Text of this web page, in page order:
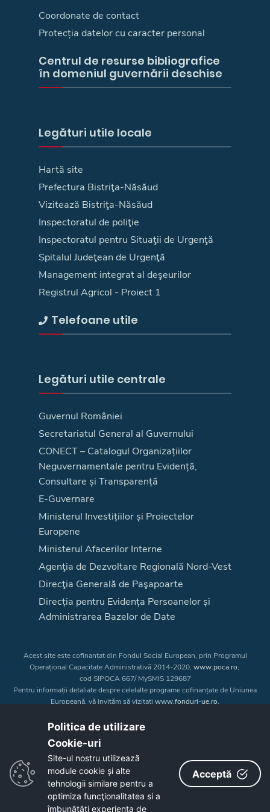
Coordonate de contact
Protecția datelor cu caracter personal
Centrul de resurse bibliografice
în domeniul guvernării deschise
Legături utile locale
Hartă site
Prefectura Bistriţa-Năsăud
Vizitează Bistriţa-Năsăud
Inspectoratul de poliţie
Inspectoratul pentru Situaţii de Urgenţă
Spitalul Judeţean de Urgenţă
Management integrat al deşeurilor
Registrul Agricol - Proiect 1
Telefoane utile
Legături utile centrale
Guvernul României
Secretariatul General al Guvernului
CONECT – Catalogul Organizațiilor
Neguvernamentale pentru Evidență,
Consultare și Transparență
E-Guvernare
Ministerul Investițiilor și Proiectelor
Europene
Ministerul Afacerilor Interne
Agenţia de Dezvoltare Regională Nord-Vest
Direcţia Generală de Paşapoarte
Direcția pentru Evidența Persoanelor și
Administrarea Bazelor de Date
Acest site este cofinanțat din Fondul Social European, prin Programul
Operațional Capacitate Administrativă 2014-2020, www.poca.ro,
cod SIPOCA 667/ MySMIS 129687
Pentru informații detaliate despre celelalte programe cofinanțate de Uniunea
Europeană, vă invităm să vizitați www.fonduri-ue.ro.
a Uniunii Europene. Întreaga responsabilitate asupra
Copyright © 2026 - Consiliul Judeţean Bistrița-Năsăud
Politica de utilizare
Cookie-uri‎
Site-ul nostru utilizează
module cookie și alte
tehnologii similare pentru a
optimiza funcţionalitatea si a
îmbunătăţi experienţa de
Acceptă